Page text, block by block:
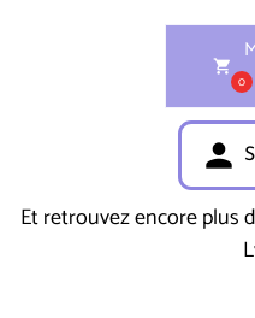
shopping_cart
0
person
Et retrouvez encore plus